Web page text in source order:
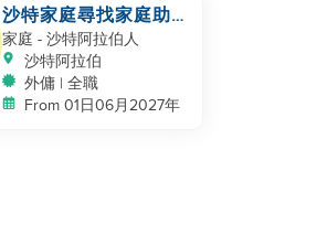
沙特家庭尋找家庭助
理，保姆
家庭 - 沙特阿拉伯人
沙特阿拉伯
外傭 | 全職
From 01日06月2027年